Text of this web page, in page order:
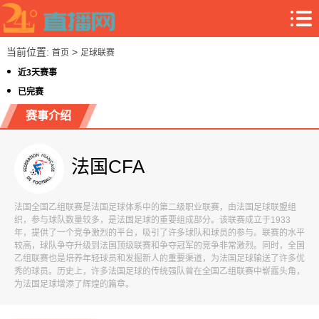
当前位置: 首页> 足球联赛
近3天赛事
已完赛
赛事介绍
法国CFA
法国全国乙组联赛是法国足球体系中的第二级职业联赛，由法国足球联盟组
织，参与球队数量较多，是法国足球的重要组成部分。该联赛成立于1933
年，提供了一个竞争激烈的平台，吸引了许多球队和球员的参与。联赛的水平
较高，球队争夺升级到法国顶级联赛和争夺冠军的竞争非常激烈。同时，全国
乙组联赛也是培养年轻球员和发掘新人的重要渠道，为法国足球输送了许多优
秀的球员。历史上，许多法国足球的传统强队曾在全国乙组联赛中崭露头角，
为法国足球增添了辉煌的篇章。